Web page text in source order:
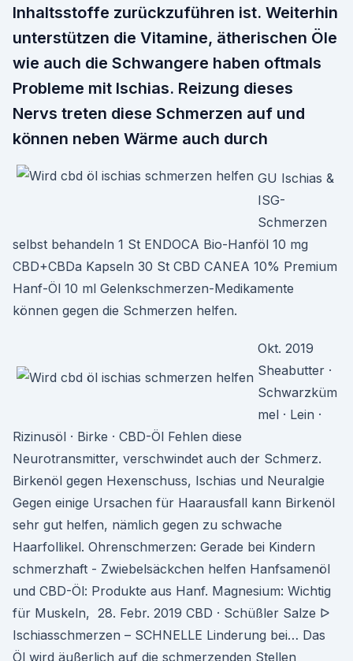
Inhaltsstoffe zurückzuführen ist. Weiterhin
unterstützen die Vitamine, ätherischen Öle
wie auch die Schwangere haben oftmals
Probleme mit Ischias. Reizung dieses
Nervs treten diese Schmerzen auf und
können neben Wärme auch durch
GU Ischias &
ISG-
Schmerzen
selbst behandeln 1 St ENDOCA Bio-Hanföl 10 mg
CBD+CBDa Kapseln 30 St CBD CANEA 10% Premium
Hanf-Öl 10 ml Gelenkschmerzen-Medikamente
können gegen die Schmerzen helfen.
Okt. 2019
Sheabutter ·
Schwarzküm
mel · Lein ·
Rizinusöl · Birke · CBD-Öl Fehlen diese
Neurotransmitter, verschwindet auch der Schmerz.
Birkenöl gegen Hexenschuss, Ischias und Neuralgie
Gegen einige Ursachen für Haarausfall kann Birkenöl
sehr gut helfen, nämlich gegen zu schwache
Haarfollikel. Ohrenschmerzen: Gerade bei Kindern
schmerzhaft - Zwiebelsäckchen helfen Hanfsamenöl
und CBD-Öl: Produkte aus Hanf. Magnesium: Wichtig
für Muskeln, 28. Febr. 2019 CBD · Schüßler Salze ᐅ
Ischiasschmerzen – SCHNELLE Linderung bei… Das
Öl wird äußerlich auf die schmerzenden Stellen